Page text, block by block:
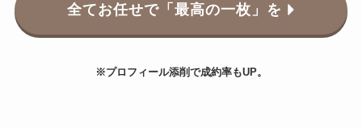
全てお任せで「最高の一枚」を
※プロフィール添削で成約率もUP。